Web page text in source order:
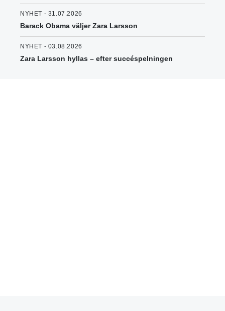
NYHET - 31.07.2026
Barack Obama väljer Zara Larsson
NYHET - 03.08.2026
Zara Larsson hyllas – efter succéspelningen